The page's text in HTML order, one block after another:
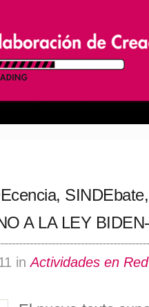
A LA LEY
inActividades en Red